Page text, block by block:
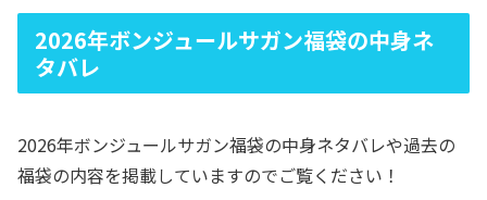
2026年ボンジュールサガン福袋の中身ネ
タバレ
2026年ボンジュールサガン福袋の中身ネタバレや過去の
福袋の内容を掲載していますのでご覧ください！